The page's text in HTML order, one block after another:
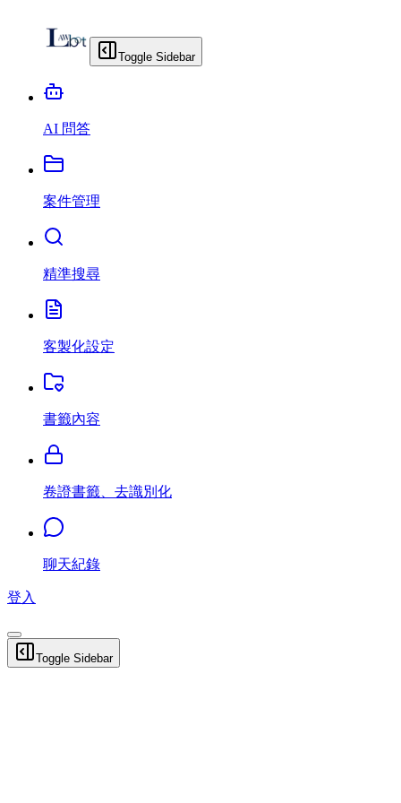
Toggle Sidebar
AI 問答
案件管理
精準搜尋
客製化設定
書籤內容
卷證書籤、去識別化
聊天紀錄
登入
Toggle Sidebar